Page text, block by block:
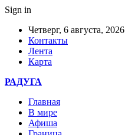
Sign in
Четверг, 6 августа, 2026
Контакты
Лента
Карта
РАДУГА
Главная
В мире
Афиша